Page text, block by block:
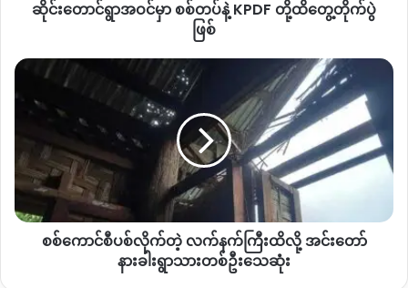
အသက် ၄၀ ကျော်ဦးပဇင်းတစ်ပါးနဲ့ရွာသား ၇ ဦးပွဲချင်းပြီး
သေဆုံးခဲ့ပြီး
ကျော် ဒဏ်ရာရရှိခဲ့တာဖြစ်ပါတယ်။
ဒါပေမယ့် ဒဏ်ရာပြင်းထန်သူတွေကိုကယ်ထုတ်လို့မရတာကြော
င့်
တစ်ချို့သွေးလွန်သေဆုံးတာတွေရှိသွားပြီး မနေ့ကအထိ သေဆုံး
ဦးအထိရှိလာပြီလို့ အင်ပင်ကျေးရွာနေအမျိုးသားတစ်ဦးက
ပြောပါတယ်။
“ပြည်သူက ၁၇ ယောက်ရှိပြီ ရဟန်းသာတစ်ပါးပါတယ်
ကတော့သေသွားတယ်အဲ့လိုဆိုတော့အခါကျတော့ အခု
၃၀ ဝန်းကျင်လောက်ရှိတယ် အခုလည်းကယ်ထုတ်ဖို့ရာ
ချိတ်ဆက်ပြီးမှ နည်းနည်းကြိုးစားနေတယ်ပေါ့
ပိတ်မိနေတဲ့ပြည်သူတွေကအခု ထမင်းလည်းမစားရဘူး
ဖြစ်
ဆိုင်းတောင်ရွာအဝင်မှာ စစ်တပ်နဲ့ KPDF တို့ထိတွေ့တိုက်ပွဲ
ဖြစ်
စစ်
ပစ်လိုက်
လက်နက်ကြီး
လို့
တော်
နားခါးစစ်ကောင်စီပစ်လိုက်တဲ့ လက်နက်ကြီးထိလို့ အင်းတော်
နားခါးရွာသားတစ်ဦးသေဆုံး